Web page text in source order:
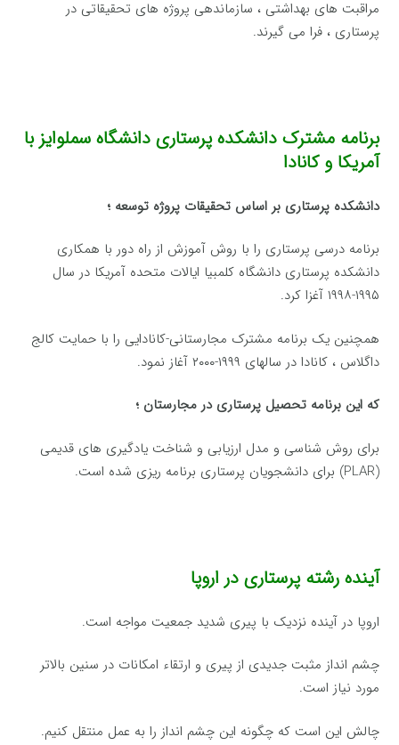
مراقبت های بهداشتی ، سازماندهی پروژه های تحقیقاتی در
پرستاری ، فرا می گیرند.
برنامه مشترک دانشکده پرستاری دانشگاه سملوایز با
آمریکا و کانادا
دانشکده پرستاری بر اساس تحقیقات پروژه توسعه ؛
برنامه درسی پرستاری را با روش آموزش از راه دور با همکاری
دانشکده پرستاری دانشگاه کلمبیا ایالات متحده آمریکا در سال
۱۹۹۵-۱۹۹۸ آغزا کرد.
همچنین یک برنامه مشترک مجارستانی-کانادایی را با حمایت کالج
داگلاس ، کانادا در سالهای ۱۹۹۹-۲۰۰۰ آغاز نمود.
که این برنامه تحصیل پرستاری در مجارستان ؛
برای روش شناسی و مدل ارزیابی و شناخت یادگیری های قدیمی
(PLAR) برای دانشجویان پرستاری برنامه ریزی شده است.
آینده رشته پرستاری در اروپا
اروپا در آینده نزدیک با پیری شدید جمعیت مواجه است.
چشم انداز مثبت جدیدی از پیری و ارتقاء امکانات در سنین بالاتر
مورد نیاز است.
چالش این است که چگونه این چشم انداز را به عمل منتقل کنیم.